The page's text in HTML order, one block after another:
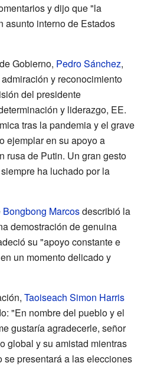
y dijo que "la
asunto interno de Estados
Gobierno, Pedro Sánchez,
y reconocimiento
del presidente
y liderazgo, EE.
tras la pandemia y el grave
ejemplar en su apoyo a
rusa de Putin. Un gran gesto
ha luchado por la
Bongbong Marcosdescribió la
demostración de genuina
su "apoyo constante e
un momento delicado y
Taoiseach Simon Harris
"En nombre del pueblo y el
gustaría agradecerle, señor
global y su amistad mientras
se presentará a las elecciones